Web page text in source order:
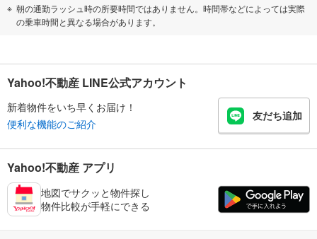
朝の通勤ラッシュ時の所要時間ではありません。時間帯などによっては実際
の乗車時間と異なる場合があります。
Yahoo!不動産 LINE公式アカウント
新着物件をいち早くお届け！
便利な機能のご紹介
友だち追加
Yahoo!不動産 アプリ
地図でサクッと物件探し
物件比較が手軽にできる